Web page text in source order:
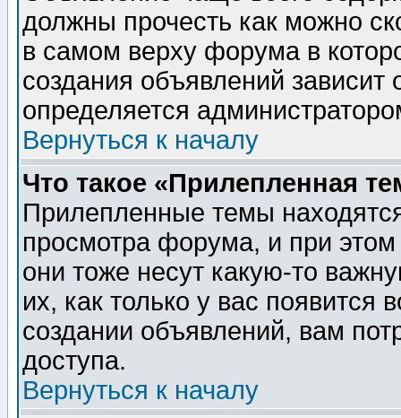
должны прочесть как можно
в самом верху форума в
создания объявлений зависит
определяется
Вернуться к началу
Что такое «Прилепленная
Прилепленные темы
просмотра форума, и при
они тоже несут какую-то
их, как только у вас появится
создании объявлений, вам
доступа.
Вернуться к началу